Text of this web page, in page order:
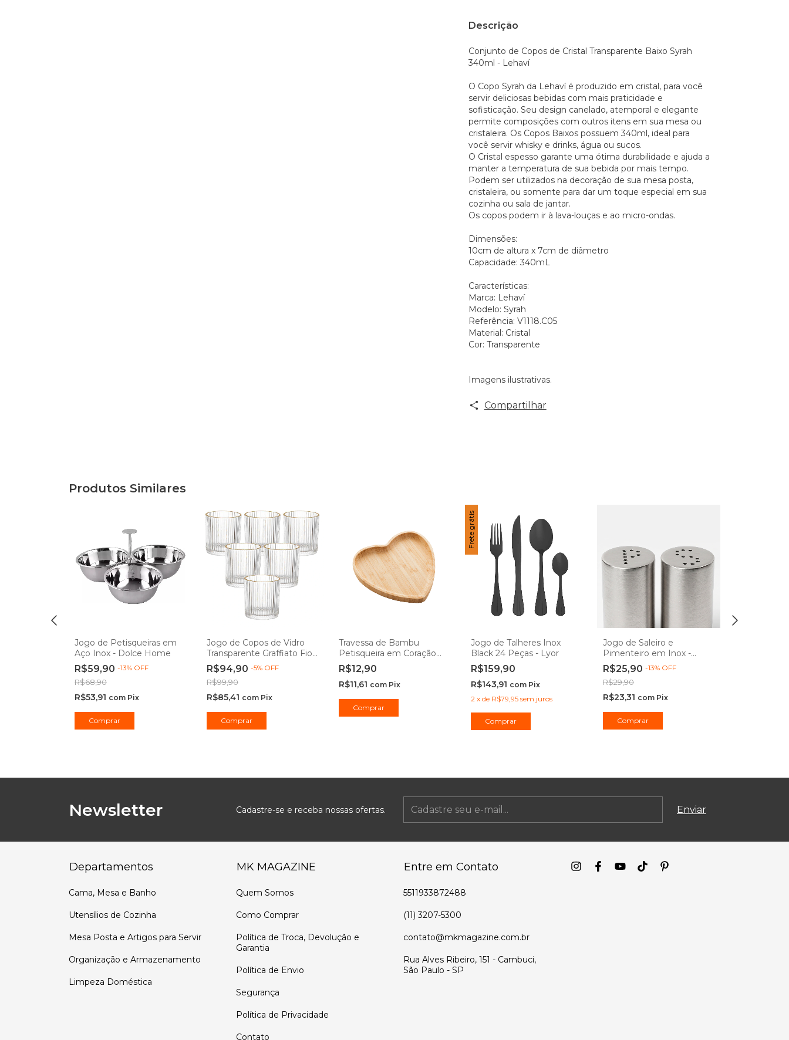
Descrição
Conjunto de Copos de Cristal Transparente Baixo Syrah
340ml - Lehaví
O Copo Syrah da Lehaví é produzido em cristal, para você
servir deliciosas bebidas com mais praticidade e
sofisticação. Seu design canelado, atemporal e elegante
permite composições com outros itens em sua mesa ou
cristaleira. Os Copos Baixos possuem 340ml, ideal para
você servir whisky e drinks, água ou sucos.
O Cristal espesso garante uma ótima durabilidade e ajuda a
manter a temperatura de sua bebida por mais tempo.
Podem ser utilizados na decoração de sua mesa posta,
cristaleira, ou somente para dar um toque especial em sua
cozinha ou sala de jantar.
Os copos podem ir à lava-louças e ao micro-ondas.
Dimensões:
10cm de altura x 7cm de diâmetro
Capacidade: 340mL
Características:
Marca: Lehaví
Modelo: Syrah
Referência: V1118.C05
Material: Cristal
Cor: Transparente
Imagens ilustrativas.
Compartilhar
Produtos Similares
Jogo de Petisqueiras em
Aço Inox - Dolce Home
R$59,90 -13% OFF
R$68,90
R$53,91 com Pix
Comprar
Jogo de Copos de Vidro
Transparente Graffiato Fio
de Ouro 320ml 6 peças -
Hauskraft
R$94,90 -5% OFF
R$99,90
R$85,41 com Pix
Travessa de Bambu
Petisqueira em Coração
Heart 12x12cm - Lyor
R$12,90
R$11,61 com Pix
Frete grátis
Jogo de Talheres Inox
Black 24 Peças - Lyor
R$159,90
R$143,91 com Pix
2 x de R$79,95 sem juros
Jogo de Saleiro e
Pimenteiro em Inox -
Lehaví
R$25,90 -13% OFF
R$29,90
R$23,31 com Pix
Newsletter Cadastre-se e receba nossas ofertas.
Departamentos
Cama, Mesa e Banho
Utensílios de Cozinha
Mesa Posta e Artigos para Servir
Organização e Armazenamento
Limpeza Doméstica
MK MAGAZINE
Quem Somos
Como Comprar
Política de Troca, Devolução e
Garantia
Política de Envio
Segurança
Política de Privacidade
Contato
Entre em Contato
5511933872488
(11) 3207-5300
contato@mkmagazine.com.br
Rua Alves Ribeiro, 151 - Cambuci,
São Paulo - SP